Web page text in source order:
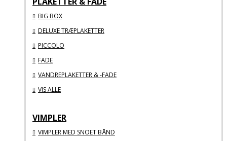
BIG BOX
DELUXE TRÆPLAKETTER
PICCOLO
FADE
VANDREPLAKETTER & -FADE
VIS ALLE
VIMPLER
VIMPLER MED SNOET BÅND